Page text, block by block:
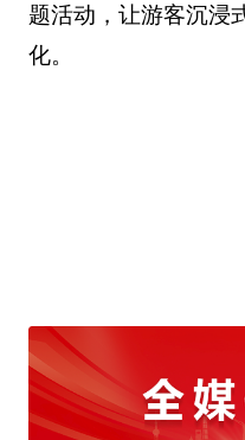
题活动，让游客沉浸
化。